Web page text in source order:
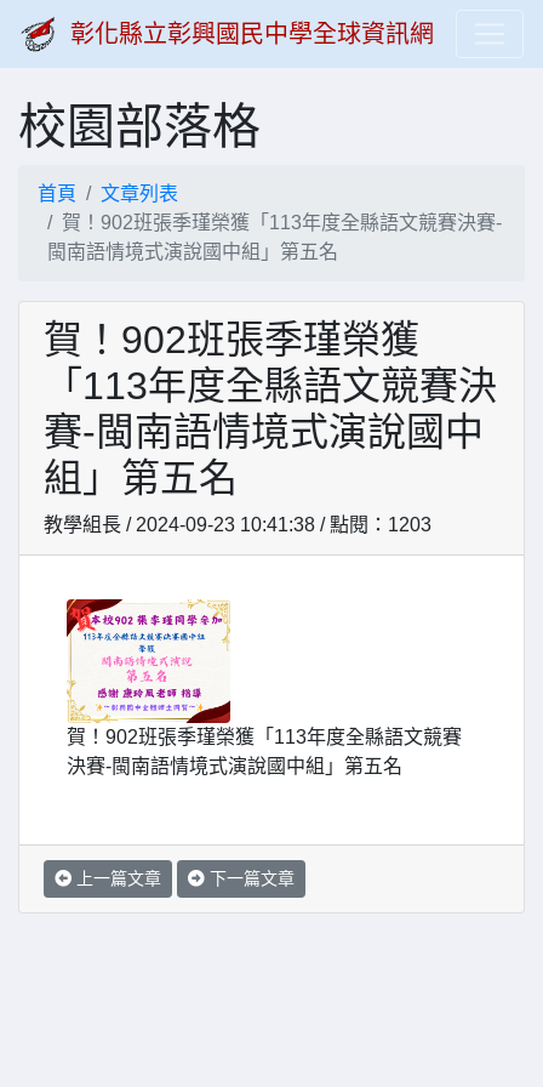
彰化縣立彰興國民中學全球資訊網
校園部落格
首頁
文章列表
賀！902班張季瑾榮獲「113年度全縣語文競賽決賽-
閩南語情境式演說國中組」第五名
賀！902班張季瑾榮獲
「113年度全縣語文競賽決
賽-閩南語情境式演說國中
組」第五名
教學組長 / 2024-09-23 10:41:38 / 點閱：1203
賀！902班張季瑾榮獲「113年度全縣語文競賽
決賽-閩南語情境式演說國中組」第五名
上一篇文章 下一篇文章